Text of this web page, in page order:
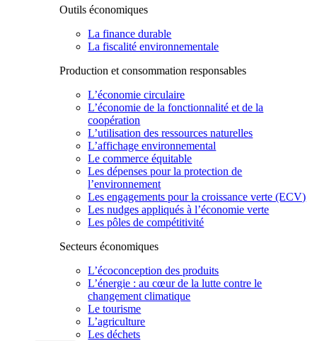
Outils économiques
La finance durable
La fiscalité environnementale
Production et consommation responsables
L’économie circulaire
L’économie de la fonctionnalité et de la
coopération
L’utilisation des ressources naturelles
L’affichage environnemental
Le commerce équitable
Les dépenses pour la protection de
l’environnement
Les engagements pour la croissance verte (ECV)
Les nudges appliqués à l’économie verte
Les pôles de compétitivité
Secteurs économiques
L’écoconception des produits
L’énergie : au cœur de la lutte contre le
changement climatique
Le tourisme
L’agriculture
Les déchets